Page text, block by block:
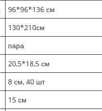
96*96*136 см
130*210см
пара
20,5*18,5 см
8 см, 40 шт
15 см